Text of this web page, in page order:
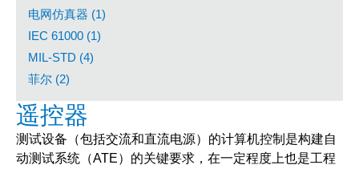
遥控器
测试设备（包括交流和直流电源）的计算机控制是构建自
动测试系统（ATE）的关键要求，在一定程度上也是工程
电网仿真器 (1)
IEC 61000 (1)
MIL-STD (4)
菲尔 (2)